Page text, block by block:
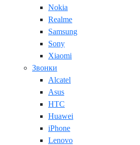
Nokia
Realme
Samsung
Sony
Xiaomi
Звонки
Alcatel
Asus
HTC
Huawei
iPhone
Lenovo